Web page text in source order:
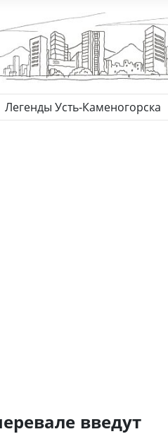
Легенды Усть-Каменогорска
введут